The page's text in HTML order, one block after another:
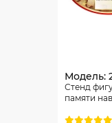
Модель:
Стенд
памяти